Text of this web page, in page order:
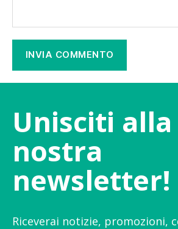
Unisciti alla
nostra
newsletter!
Riceverai notizie, promozioni,